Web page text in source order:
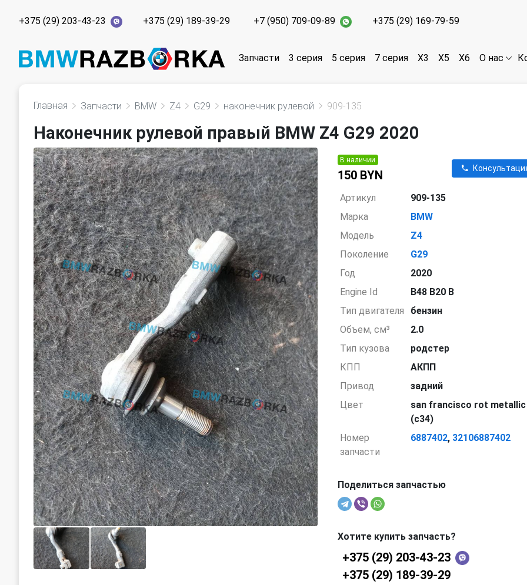
+375 (29) 203-43-23 +375 (29) 189-39-29 +7 (950) 709-09-89 +375 (29) 169-79-59
Запчасти 3 серия 5 серия 7 серия X3 X5 X6 О нас
Главная Запчасти BMW Z4 G29 наконечник рулевой 909-135
Наконечник рулевой правый BMW Z4 G29 2020
В наличии
150 BYN
Артикул
909-135
Марка
BMW
Модель
Z4
Поколение
G29
Год
2020
Engine Id
B48 B20 B
Тип двигателя
бензин
Объем, см³
2.0
Тип кузова
родстер
КПП
АКПП
Привод
задний
Цвет
san francisco rot metallic
(c34)
Номер
запчасти
6887402, 32106887402
Поделиться запчастью
Хотите купить запчасть?
+375 (29) 203-43-23
+375 (29) 189-39-29